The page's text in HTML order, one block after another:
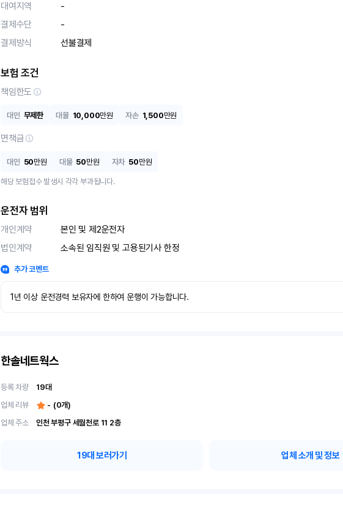
대여지역
-
결제수단
-
결제방식
선불결제
보험 조건
책임한도
대인 무제한 대물 10,000만원 자손 1,500만원
면책금
대인 50만원 대물 50만원 자차 50만원
해당 보험접수 발생시 각각 부과됩니다.
운전자 범위
개인계약
본인 및 제2운전자
법인계약
소속된 임직원 및 고용된기사 한정
추가 코멘트
1년 이상 운전경력 보유자에 한하여 운행이 가능합니다.
한솔네트웍스
등록 차량 19대
업체 리뷰
- (0개)
업체 주소
인천 부평구 세월천로 11	2층
19대 보러가기 업체 소개 및 정보